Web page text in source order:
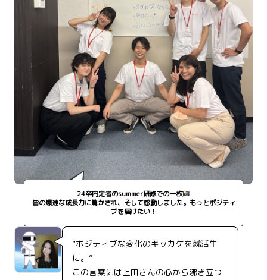
24卒内定者のsummer研修での一枚
皆の爆速な成長力に驚かされ、そして感動しました。もっとポジティ
ブを届けたい！
”ポジティブな変化のキッカケを就活生
に。”
この言葉には上田さんの心から沸き立つ